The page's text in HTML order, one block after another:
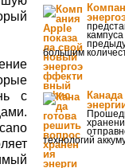
с
большим
технологий